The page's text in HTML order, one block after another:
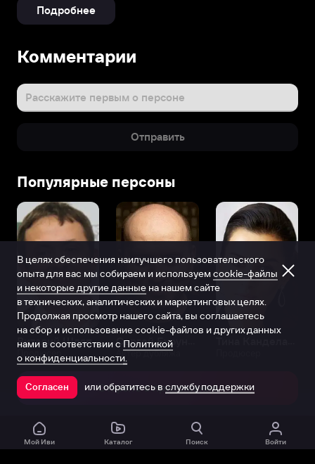
Подробнее
Комментарии
Расскажите первым о персоне
Отправить
Популярные персоны
Виталий Шляппо
Продюсер Актёр дубляжа
Открыть в приложении
Мой Иви Каталог Поиск Войти
В целях обеспечения наилучшего пользовательского
опыта для вас мы собираем и используем cookie-файлы
и некоторые другие данные на нашем сайте
в технических, аналитических и маркетинговых целях.
Продолжая просмотр нашего сайта, вы соглашаетесь
на сбор и использование cookie-файлов и других данных
нами в соответствии с Политикой
о конфиденциальности.
Согласен или обратитесь в службу поддержки